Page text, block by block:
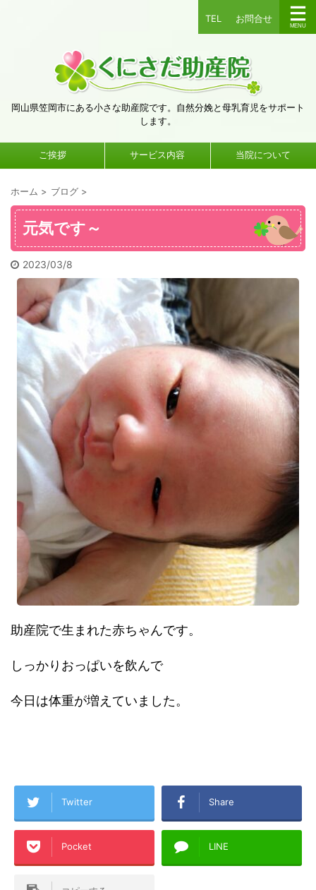
TEL お問合せ
岡山県笠岡市にある小さな助産院です。自然分娩と母乳育児をサポート
します。
ご挨拶 サービス内容 当院について
ホーム > ブログ >
元気です～
2023/03/8
助産院で生まれた赤ちゃんです。
しっかりおっぱいを飲んで
今日は体重が増えていました。
Twitter Share
Pocket LINE